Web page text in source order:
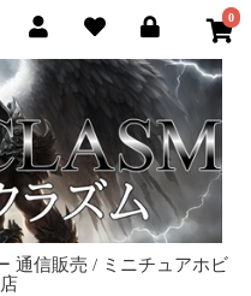
0
通信販売 / ミニチュアホビ